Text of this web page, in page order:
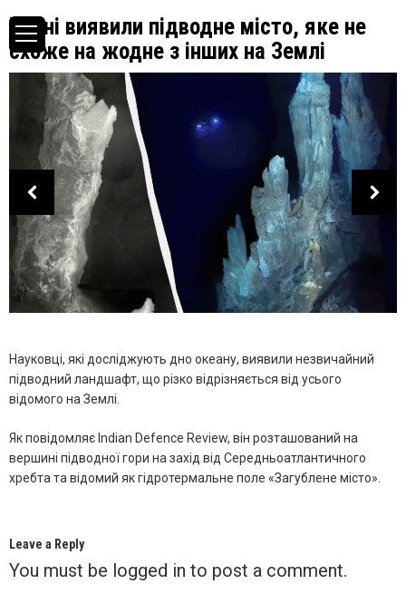
Вчені виявили підводне місто, яке не
схоже на жодне з інших на Землі
Науковці, які досліджують дно океану, виявили незвичайний
підводний ландшафт, що різко відрізняється від усього
відомого на Землі.
Як повідомляє Indian Defence Review, він розташований на
вершині підводної гори на захід від Середньоатлантичного
хребта та відомий як гідротермальне поле «Загублене місто».
Leave a Reply
You must be logged in to post a comment.